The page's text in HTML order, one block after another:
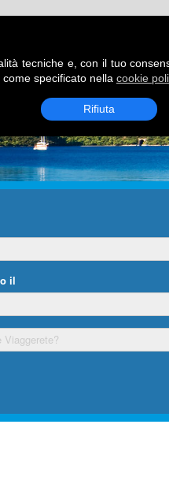
tecniche e, con il tuo
specificato nella cookie
Rifiuta